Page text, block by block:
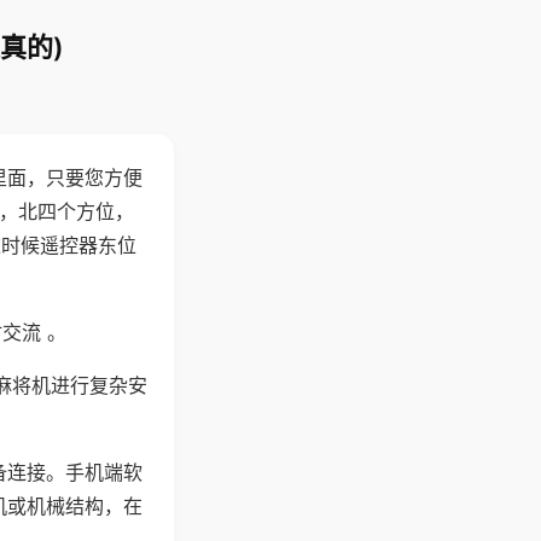
的)
面，只要您方便
北四个方位，
候遥控器东位
流 。
将机进行复杂安
连接。手机端软
机械结构，在